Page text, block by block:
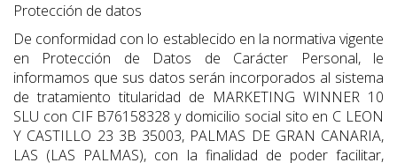
Protección de datos
De conformidad con lo establecido en la normativa vigente
en Protección de Datos de Carácter Personal, le
informamos que sus datos serán incorporados al sistema
de tratamiento titularidad de MARKETING WINNER 10
SLU con CIF B76158328 y domicilio social sito en C LEON
Y CASTILLO 23 3B 35003, PALMAS DE GRAN CANARIA,
LAS (LAS PALMAS), con la finalidad de poder facilitar,